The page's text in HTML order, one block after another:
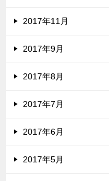
2017年11月
2017年9月
2017年8月
2017年7月
2017年6月
2017年5月